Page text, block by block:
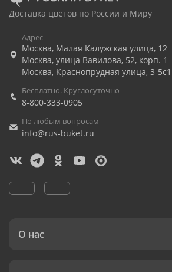
Доставка цветов по России и Миру
Адрес
Москва, Малая Калужская улица, 12
Москва, улица Вавилова, 52, корп. 1
Москва, Краснопрудная улица, 3-5с1
Бесплатно. Круглосуточно
8-800-333-0905
По любым вопросам
info@rus-buket.ru
О нас